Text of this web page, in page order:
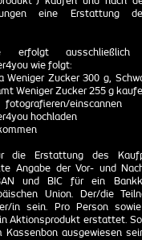
eine Erstattung
erfolgt
wie folgt:
Weniger Zucker 300 g,
Weniger Zucker 255 g
hochladen
die Erstattung des
Angabe der Vor- und
und BIC für ein
Union. Der/die
in sein. Pro Person
Aktionsprodukt erstattet.
ausgewiesen